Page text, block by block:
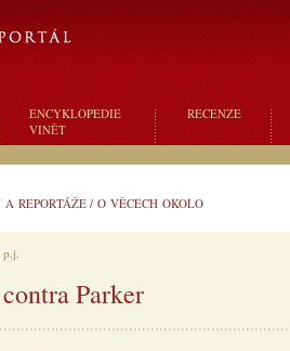
ENCYKLOPEDIE
VINĚT
RECENZE
REPORTÁŽE/ O VĚCECH OKOLO
p.j.
Parker